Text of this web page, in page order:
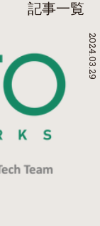
記事一覧
2024.03.29